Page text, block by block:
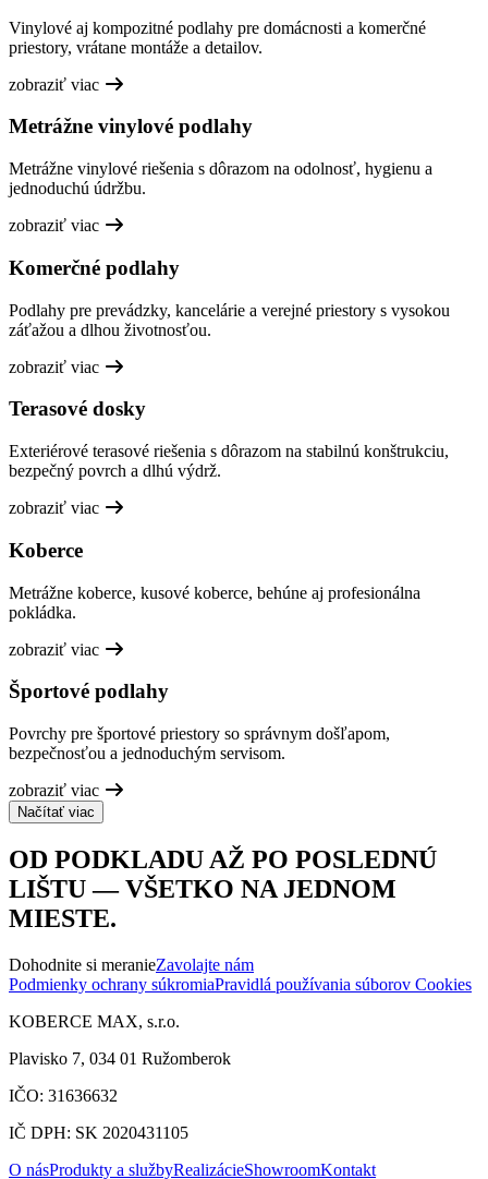
Vinylové aj kompozitné podlahy pre domácnosti a komerčné
priestory, vrátane montáže a detailov.
zobraziť viac
Metrážne vinylové podlahy
Metrážne vinylové riešenia s dôrazom na odolnosť, hygienu a
jednoduchú údržbu.
zobraziť viac
Komerčné podlahy
Podlahy pre prevádzky, kancelárie a verejné priestory s vysokou
záťažou a dlhou životnosťou.
zobraziť viac
Terasové dosky
Exteriérové terasové riešenia s dôrazom na stabilnú konštrukciu,
bezpečný povrch a dlhú výdrž.
zobraziť viac
Koberce
Metrážne koberce, kusové koberce, behúne aj profesionálna
pokládka.
zobraziť viac
Športové podlahy
Povrchy pre športové priestory so správnym došľapom,
bezpečnosťou a jednoduchým servisom.
zobraziť viac
Načítať viac
OD PODKLADU AŽ PO POSLEDNÚ
LIŠTU — VŠETKO NA JEDNOM
MIESTE.
Dohodnite si meranieZavolajte nám
Podmienky ochrany súkromiaPravidlá používania súborov Cookies
KOBERCE MAX, s.r.o.
Plavisko 7, 034 01 Ružomberok
IČO: 31636632
IČ DPH: SK 2020431105
O násProdukty a službyRealizácieShowroomKontakt